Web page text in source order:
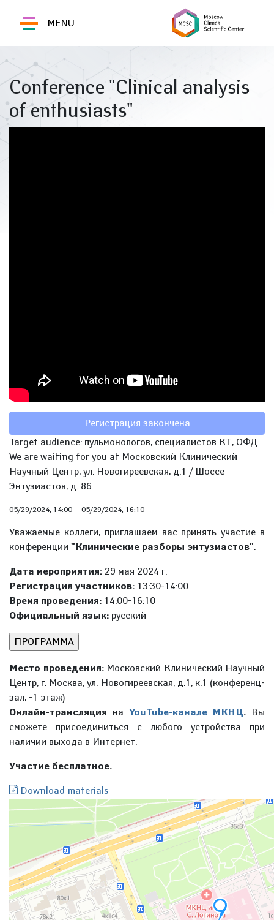
MENU
Conference "Clinical analysis
of enthusiasts"
Регистрация закончена
Target audience: пульмонологов, специалистов КТ, ОФД
We are waiting for you at Московский Клинический
Научный Центр, ул. Новогиреевская, д.1 / Шоссе
Энтузиастов, д. 86
05/29/2024, 14:00 — 05/29/2024, 16:10
Уважаемые коллеги, приглашаем вас принять участие в
конференции "Клинические разборы энтузиастов".
Дата мероприятия: 29 мая 2024 г.
Регистрация участников: 13:30-14:00
Время проведения: 14:00-16:10
Официальный язык: русский
Место проведения: Московский Клинический Научный
Центр, г. Москва, ул. Новогиреевская, д.1, к.1 (конференц-
зал, -1 этаж)
Онлайн-трансляция на YouTube-канале МКНЦ. Вы
сможете присоединиться с любого устройства при
наличии выхода в Интернет.
Участие бесплатное.
Download materials